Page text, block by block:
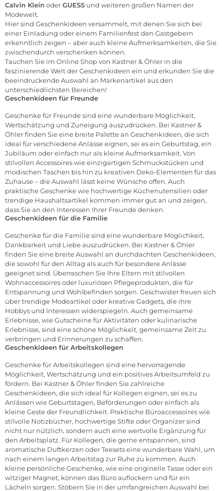
Calvin Klein oderGUESS und weiteren großen Namen der
Modewelt.
Hier sind Geschenkideen versammelt, mit denen Sie sich bei
einer Einladung oder einem Familienfest den Gastgebern
erkenntlich zeigen – aber auch kleine Aufmerksamkeiten, die Sie
zwischendurch verschenken können.
Tauchen Sie im Online Shop von Kastner & Öhler in die
faszinierende Welt der Geschenkideen ein und erkunden Sie die
beeindruckende Auswahl an Markenartikel aus den
unterschiedlichsten Bereichen!
Geschenkideen für Freunde
Geschenke für Freunde sind eine wunderbare Möglichkeit,
Wertschätzung und Zuneigung auszudrücken. Bei Kastner &
Öhler finden Sie eine breite Palette an Geschenkideen, die sich
ideal für verschiedene Anlässe eignen, sei es ein Geburtstag, ein
Jubiläum oder einfach nur als kleine Aufmerksamkeit. Von
stilvollen Accessoires wie einzigartigen Schmuckstücken und
modischen Taschen bis hin zu kreativen Deko-Elementen für das
Zuhause – die Auswahl lässt keine Wünsche offen. Auch
praktische Geschenke wie hochwertige Küchenutensilien oder
trendige Haushaltsartikel kommen immer gut an und zeigen,
dass Sie an den Interessen Ihrer Freunde denken.
Geschenkideen für die Familie
Geschenke für die Familie sind eine wunderbare Möglichkeit,
Dankbarkeit und Liebe auszudrücken. Bei Kastner & Öhler
finden Sie eine breite Auswahl an durchdachten Geschenkideen,
die sowohl für den Alltag als auch für besondere Anlässe
geeignet sind. Überraschen Sie Ihre Eltern mit stilvollen
Wohnaccessoires oder luxuriösen Pflegeprodukten, die für
Entspannung und Wohlbefinden sorgen. Geschwister freuen sich
über trendige Modeartikel oder kreative Gadgets, die ihre
Hobbys und Interessen widerspiegeln. Auch gemeinsame
Erlebnisse, wie Gutscheine für Aktivitäten oder kulinarische
Erlebnisse, sind eine schöne Möglichkeit, gemeinsame Zeit zu
verbringen und Erinnerungen zu schaffen.
Geschenkideen für Arbeitskollegen
Geschenke für Arbeitskollegen sind eine hervorragende
Möglichkeit, Wertschätzung und ein positives Arbeitsumfeld zu
fördern. Bei Kastner & Öhler finden Sie zahlreiche
Geschenkideen, die sich ideal für Kollegen eignen, sei es zu
Anlässen wie Geburtstagen, Beförderungen oder einfach als
kleine Geste der Freundlichkeit. Praktische Büroaccessoires wie
stilvolle Notizbücher, hochwertige Stifte oder Organizer sind
nicht nur nützlich, sondern auch eine wertvolle Ergänzung für
den Arbeitsplatz. Für Kollegen, die gerne entspannen, sind
aromatische Duftkerzen oder Teesets eine wunderbare Wahl, um
nach einem langen Arbeitstag zur Ruhe zu kommen. Auch
kleine persönliche Geschenke, wie eine originelle Tasse oder ein
witziger Magnet, können das Büro auflockern und für ein
Lächeln sorgen. Stöbern Sie in der umfangreichen Auswahl bei